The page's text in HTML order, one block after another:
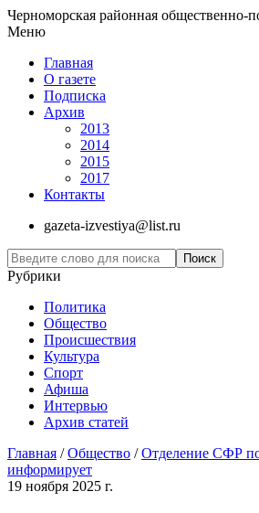
Черноморская районная общественно-
Меню
Главная
О газете
Подписка
Архив
2013
2014
2015
2017
Контакты
gazeta-izvestiya@list.ru
Рубрики
Политика
Общество
Проиcшествия
Культура
Спорт
Афиша
Интервью
Архив статей
Главная /Общество /Отделение СФР
информирует
19 ноября 2025 г.